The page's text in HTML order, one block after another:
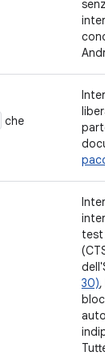
che
test
30)